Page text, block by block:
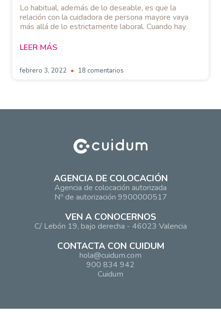
Lo habitual, además de lo deseable, es que la
relación con la cuidadora de persona mayore vaya
más allá de lo estrictamente laboral. Cuando hay
LEER MÁS
febrero 3, 2022 18 comentarios
AGENCIA DE COLOCACIÓN
Agencia de colocación autorizada
Nº de autorización 9900000517
VEN A CONOCERNOS
C/ Lebón 19, bajo derecha - 46023 Valencia
CONTACTA CON CUIDUM
hola@cuidum.com
900 834 942
Cuidum